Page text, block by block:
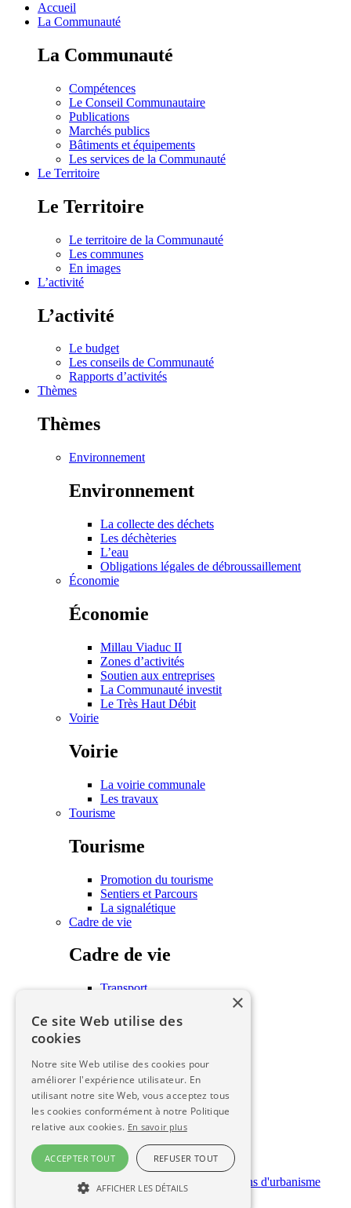
Accueil
La Communauté
La Communauté
Compétences
Le Conseil Communautaire
Publications
Marchés publics
Bâtiments et équipements
Les services de la Communauté
Le Territoire
Le Territoire
Le territoire de la Communauté
Les communes
En images
L’activité
L’activité
Le budget
Les conseils de Communauté
Rapports d’activités
Thèmes
Thèmes
Environnement
Environnement
La collecte des déchets
Les déchèteries
L’eau
Obligations légales de débroussaillement
Économie
Économie
Millau Viaduc II
Zones d’activités
Soutien aux entreprises
La Communauté investit
Le Très Haut Débit
Voirie
Voirie
La voirie communale
Les travaux
Tourisme
Tourisme
Promotion du tourisme
Sentiers et Parcours
La signalétique
Cadre de vie
Cadre de vie
Transport
Associations
Écoles
Urbanisme
Urbanisme
PLUI
ZAD
Règlementation
Dépôt en ligne des autorisations d'urbanisme
Infos pratiques
×
Ce site Web utilise des
cookies
Notre site Web utilise des cookies pour
améliorer l'expérience utilisateur. En
utilisant notre site Web, vous acceptez tous
les cookies conformément à notre Politique
relative aux cookies. En savoir plus
ACCEPTER TOUT REFUSER TOUT
AFFICHER LES DÉTAILS